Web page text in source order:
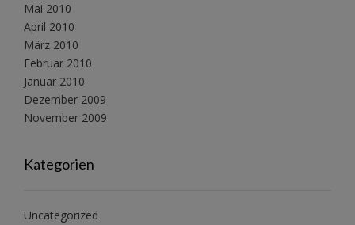
Mai 2010
April 2010
März 2010
Februar 2010
Januar 2010
Dezember 2009
November 2009
Kategorien
Uncategorized